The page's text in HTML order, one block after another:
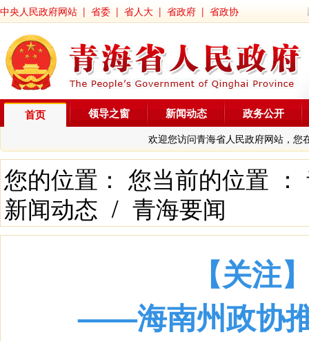
中央人民政府网站 | 省委 | 省人大 | 省政府 | 省政协
首页
欢迎您访问青海省人民政府网站，您
领导之窗 新闻动态 政务公开
您的位置： 您当前的位置 ：
新闻动态 / 青海要闻
【关注
——海南州政协